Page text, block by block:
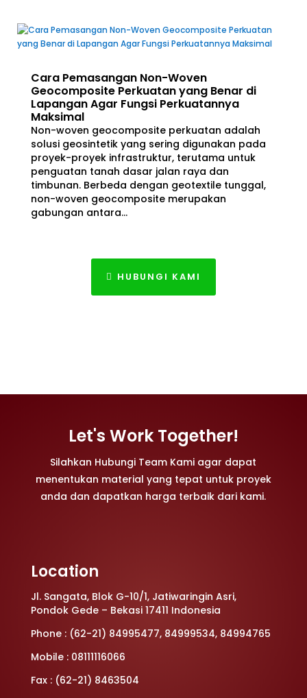
Cara Pemasangan Non-Woven
Geocomposite Perkuatan yang Benar di
Lapangan Agar Fungsi Perkuatannya
Maksimal
Non-woven geocomposite perkuatan adalah
solusi geosintetik yang sering digunakan pada
proyek-proyek infrastruktur, terutama untuk
penguatan tanah dasar jalan raya dan
timbunan. Berbeda dengan geotextile tunggal,
non-woven geocomposite merupakan
gabungan antara...
HUBUNGI KAMI
Let's Work Together!
Silahkan Hubungi Team Kami agar dapat
menentukan material yang tepat untuk proyek
anda dan dapatkan harga terbaik dari kami.
Location
Jl. Sangata, Blok G-10/1, Jatiwaringin Asri,
Pondok Gede – Bekasi 17411 Indonesia
Phone : (62-21) 84995477, 84999534, 84994765
Mobile : 08111116066
Fax : (62-21) 8463504